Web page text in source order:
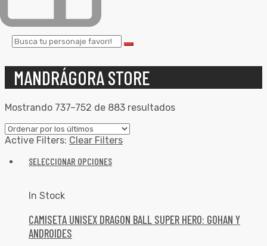
MANDRÁGORA STORE
Mostrando 737–752 de 883 resultados
Active Filters: Clear Filters
SELECCIONAR OPCIONES
In Stock
CAMISETA UNISEX DRAGON BALL SUPER HERO: GOHAN Y
ANDROIDES